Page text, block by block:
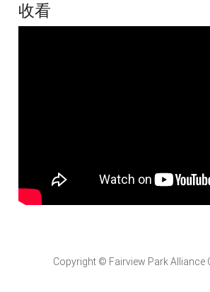
收看
Copyright © Fairview Park Alliance